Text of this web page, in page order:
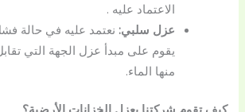
الاعتماد عليه .
عزل سلبي: نعتمد عليه في حالة
يقوم على مبدأ عزل الجهة التي
منها الماء.
كيف تقوم شركتنا بعزل الخزانات الأرضية؟